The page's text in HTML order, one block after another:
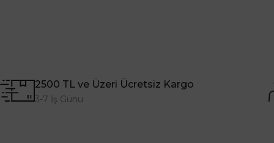
2500 TL ve Üzeri Ücretsiz Kargo
3-7 İş Günü